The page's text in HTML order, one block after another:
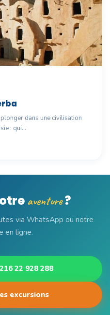
dans une civilisation
: qui…
aventure?
via WhatsApp ou notre
en ligne.
22 928 288
excursions